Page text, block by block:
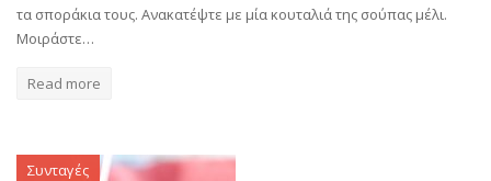
τα σποράκια τους. Ανακατέψτε με μία κουταλιά της σούπας μέλι.
Μοιράστε…
Read more
Συνταγές